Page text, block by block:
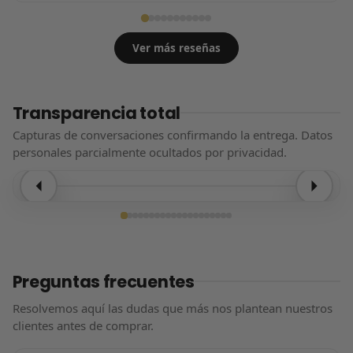
Ver más reseñas
Transparencia total
Capturas de conversaciones confirmando la entrega. Datos
personales parcialmente ocultados por privacidad.
Preguntas frecuentes
Resolvemos aquí las dudas que más nos plantean nuestros
clientes antes de comprar.